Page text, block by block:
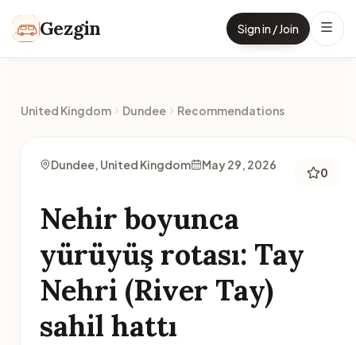
Gezgin Sign in / Join
United Kingdom Dundee Recommendations
Dundee, United Kingdom May 29, 2026
0
Nehir boyunca
yürüyüş rotası: Tay
Nehri (River Tay)
sahil hattı